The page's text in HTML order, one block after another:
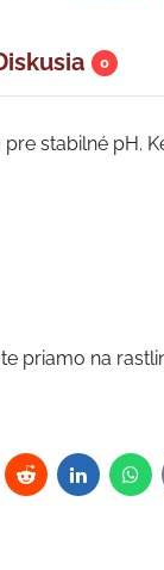
0
stabilné pH.
priamo na
RedditLinkedIn